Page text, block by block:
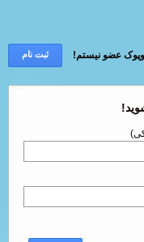
ثبت نام عضو نیستم!